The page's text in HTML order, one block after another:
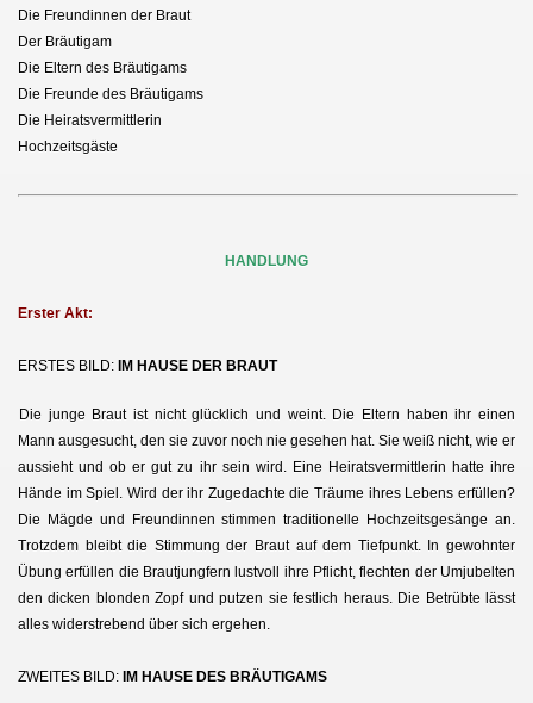
Die Freundinnen der Braut
Der Bräutigam
Die Eltern des Bräutigams
Die Freunde des Bräutigams
Die Heiratsvermittlerin
Hochzeitsgäste
HANDLUNG
Erster Akt:
ERSTES BILD: IM HAUSE DER BRAUT
Die junge Braut ist nicht glücklich und weint. Die Eltern haben ihr einen
Mann ausgesucht, den sie zuvor noch nie gesehen hat. Sie weiß nicht, wie er
aussieht und ob er gut zu ihr sein wird. Eine Heiratsvermittlerin hatte ihre
Hände im Spiel. Wird der ihr Zugedachte die Träume ihres Lebens erfüllen?
Die Mägde und Freundinnen stimmen traditionelle Hochzeitsgesänge an.
Trotzdem bleibt die Stimmung der Braut auf dem Tiefpunkt. In gewohnter
Übung erfüllen die Brautjungfern lustvoll ihre Pflicht, flechten der Umjubelten
den dicken blonden Zopf und putzen sie festlich heraus. Die Betrübte lässt
alles widerstrebend über sich ergehen.
ZWEITES BILD: IM HAUSE DES BRÄUTIGAMS